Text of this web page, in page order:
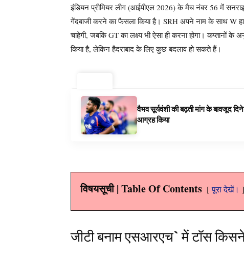
इंडियन प्रीमियर लीग (आईपीएल 2026) के मैच नंबर 56 में
गेंदबाजी करने का फैसला किया है। SRH अपने नाम के साथ W
चाहेगी, जबकि GT का लक्ष्य भी ऐसा ही करना होगा। कप्तानों
किया है, लेकिन हैदराबाद के लिए कुछ बदलाव हो सकते हैं।
वैभव सूर्यवंशी की बढ़ती मांग के बावजूद
आग्रह किया
विषयसूची | Table Of Contents पूरा देखें।
जीटी बनाम एसआरएच` में टॉस